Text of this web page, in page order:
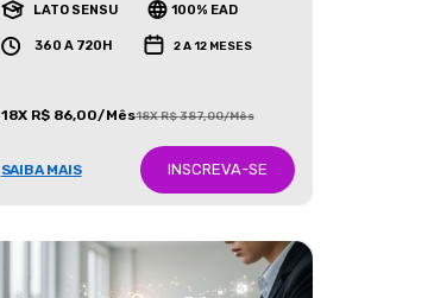
LATO SENSU 100% EAD
360 A 720H 2 A 12 MESES
18X R$ 86,00/Mês18X R$ 387,00/Mês
SAIBA MAIS INSCREVA-SE